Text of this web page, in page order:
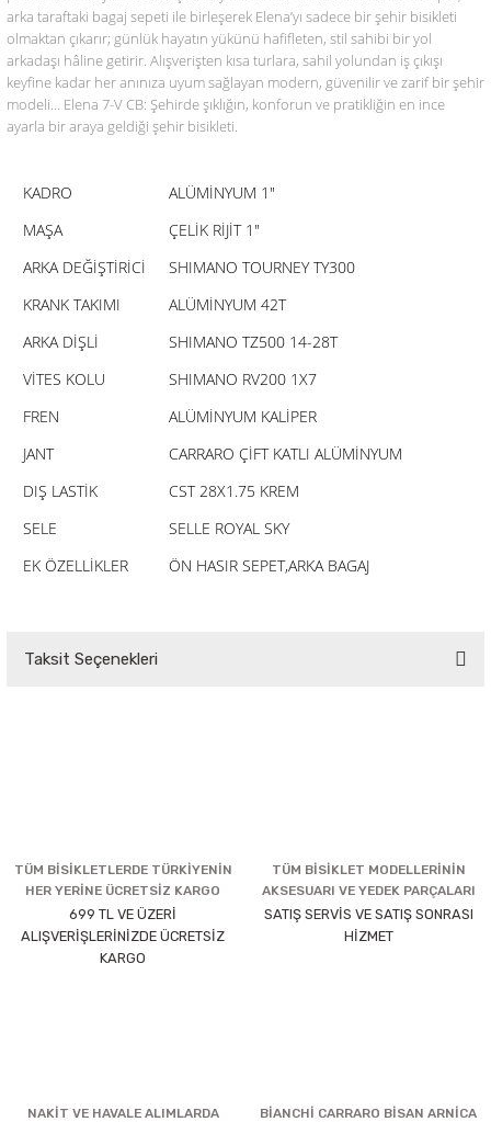
arka taraftaki bagaj sepeti ile birleşerek Elena’yı sadece bir şehir bisikleti
olmaktan çıkarır; günlük hayatın yükünü hafifleten, stil sahibi bir yol
arkadaşı hâline getirir. Alışverişten kısa turlara, sahil yolundan iş çıkışı
keyfine kadar her anınıza uyum sağlayan modern, güvenilir ve zarif bir şehir
modeli… Elena 7-V CB: Şehirde şıklığın, konforun ve pratikliğin en ince
ayarla bir araya geldiği şehir bisikleti.
KADRO
ALÜMİNYUM 1"
MAŞA
ÇELİK RİJİT 1"
ARKA DEĞİŞTİRİCİ
SHIMANO TOURNEY TY300
KRANK TAKIMI
ALÜMİNYUM 42T
ARKA DİŞLİ
SHIMANO TZ500 14-28T
VİTES KOLU
SHIMANO RV200 1X7
FREN
ALÜMİNYUM KALİPER
JANT
CARRARO ÇİFT KATLI ALÜMİNYUM
DIŞ LASTİK
CST 28X1.75 KREM
SELE
SELLE ROYAL SKY
EK ÖZELLİKLER
ÖN HASIR SEPET,ARKA BAGAJ
Taksit Seçenekleri
TÜM BİSİKLETLERDE TÜRKİYENİN
HER YERİNE ÜCRETSİZ KARGO
699 TL VE ÜZERİ
ALIŞVERİŞLERİNİZDE ÜCRETSİZ
KARGO
TÜM BİSİKLET MODELLERİNİN
AKSESUARI VE YEDEK PARÇALARI
SATIŞ SERVİS VE SATIŞ SONRASI
HİZMET
NAKİT VE HAVALE ALIMLARDA
BİANCHİ CARRARO BİSAN ARNİCA